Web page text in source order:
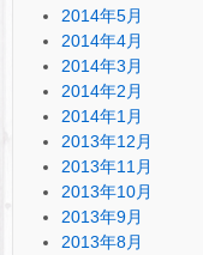
2014年5月
2014年4月
2014年3月
2014年2月
2014年1月
2013年12月
2013年11月
2013年10月
2013年9月
2013年8月